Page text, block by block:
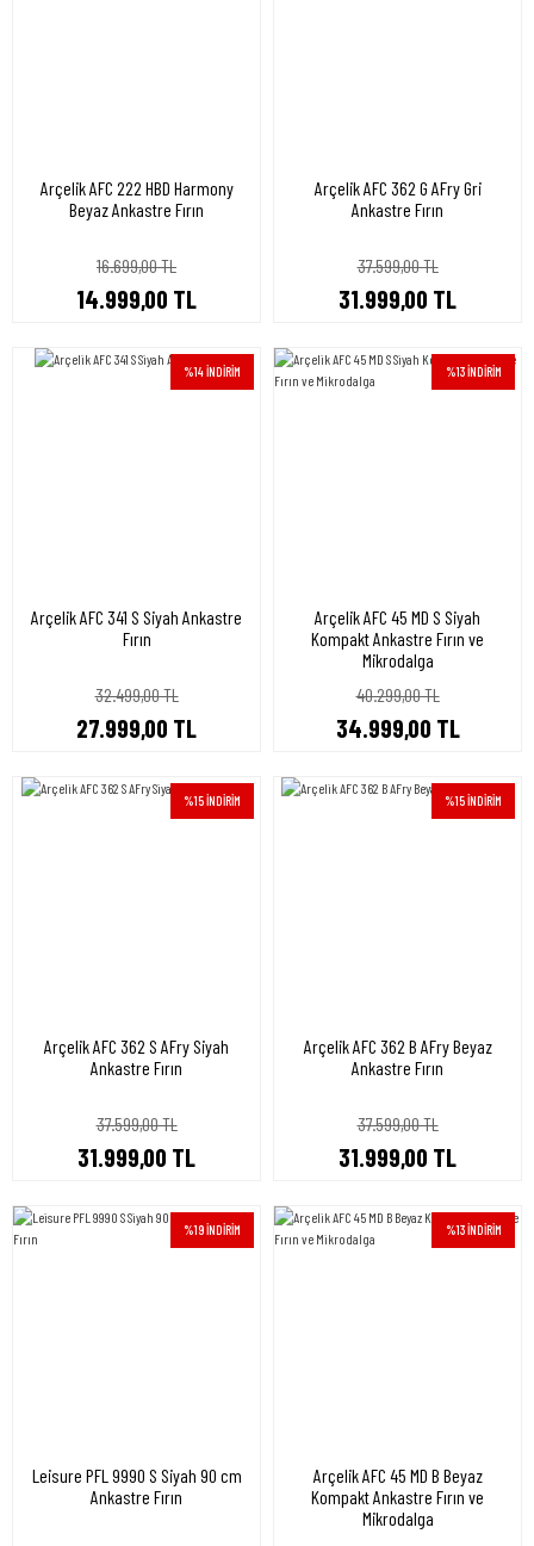
Arçelik AFC 222 HBD Harmony
Beyaz Ankastre Fırın
16.699,00 TL
14.999,00 TL
Arçelik AFC 362 G AFry Gri
Ankastre Fırın
37.599,00 TL
31.999,00 TL
%14 İNDİRİM
Arçelik AFC 341 S Siyah Ankastre
Fırın
32.499,00 TL
27.999,00 TL
%13 İNDİRİM
Arçelik AFC 45 MD S Siyah
Kompakt Ankastre Fırın ve
Mikrodalga
40.299,00 TL
34.999,00 TL
%15 İNDİRİM
Arçelik AFC 362 S AFry Siyah
Ankastre Fırın
37.599,00 TL
31.999,00 TL
%15 İNDİRİM
Arçelik AFC 362 B AFry Beyaz
Ankastre Fırın
37.599,00 TL
31.999,00 TL
%19 İNDİRİM
Leisure PFL 9990 S Siyah 90 cm
Ankastre Fırın
%13 İNDİRİM
Arçelik AFC 45 MD B Beyaz
Kompakt Ankastre Fırın ve
Mikrodalga